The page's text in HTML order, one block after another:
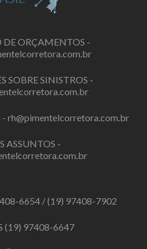
DE ORÇAMENTOS -
SOBRE SINISTROS -
- rh@pimentelcorretora.com.br
ASSUNTOS -
6654/(19) 97408-7902
(19) 97408-6647